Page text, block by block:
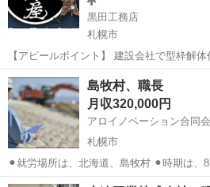
黒田工務店
札幌市
【アピールポイント】 建設会社で型枠解
万〜1.6万円 ▶残業ほぼなし•残業代あり ▶
援 ▶︎ボーナス年2回 ▶︎有給あり ▶︎未経験者歓迎 【仕事内
枠解体経験者...
北海道 札幌市 その他 型枠
島牧村、職長
月収320,000円
アロイノベーション合同
札幌市
⚫︎就労場所は、北海道、島牧村 ⚫︎時期は、
定しています。また、当該工事が終了して
北海道 札幌市 大工